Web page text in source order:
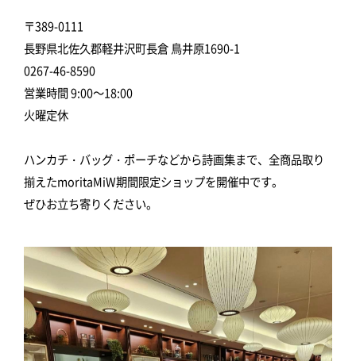
〒389-0111
長野県北佐久郡軽井沢町長倉 鳥井原1690-1
0267-46-8590
営業時間 9:00～18:00
火曜定休
ハンカチ・バッグ・ポーチなどから詩画集まで、全商品取り
揃えたmoritaMiW期間限定ショップを開催中です。
ぜひお立ち寄りください。